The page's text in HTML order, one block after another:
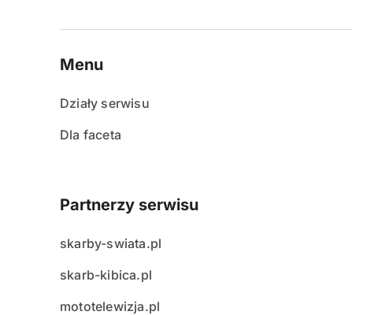
Menu
Działy serwisu
Dla faceta
Partnerzy serwisu
skarby-swiata.pl
skarb-kibica.pl
mototelewizja.pl